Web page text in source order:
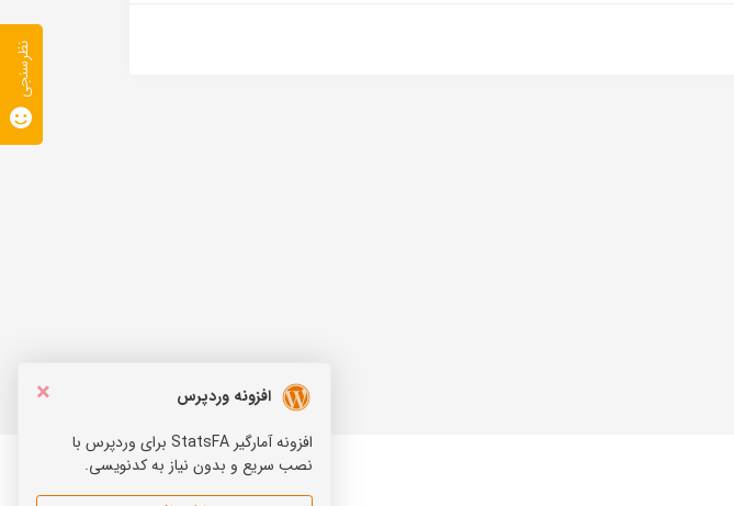
×
افزونه وردپرس
افزونه آمارگیر StatsFA برای وردپرس با
نصب سریع و بدون نیاز به کدنویسی.
نظرسنجی